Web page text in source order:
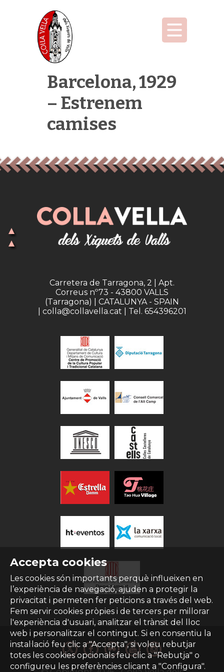
Barcelona, 1929
– Estrenem
camises
Accepta cookies
Les cookies són importants perquè influeixen en
l’experiència de navegació, ajuden a protegir la
privacitat i permeten fer peticions a través del web.
Fem servir cookies pròpies i de tercers per millorar
l'experiència d'usuari, analitzar el trànsit del lloc
web i personalitzar el contingut. Si en consentiu la
instal·lació feu clic a "Accepta", si voleu rebutjar
totes les cookies opcionals feu clic a "Rebutja" o
configureu les preferències clicant a "Configura".
Carretera de Tarragona, 2 | Apt.
Correus nº73 - 43800 VALLS
(Tarragona) | CATALUNYA - SPAIN
| colla@collavella.cat | Tel. 654396201